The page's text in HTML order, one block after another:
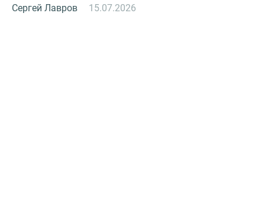
Сергей Лавров 15.07.2026